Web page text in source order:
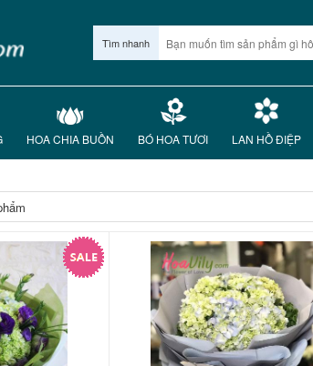
Tìm nhanh
HOA CHIA BUỒN BÓ HOA TƯƠI LAN HỒ ĐIỆP